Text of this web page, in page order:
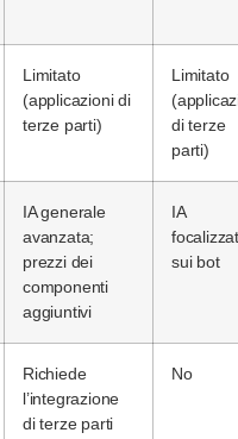
Limitato
(applicazioni di
terze parti)
Limitato
di terze
parti)
IA generale
avanzata;
prezzi dei
componenti
aggiuntivi
IA
sui bot
Richiede
l’integrazione
di terze parti
No